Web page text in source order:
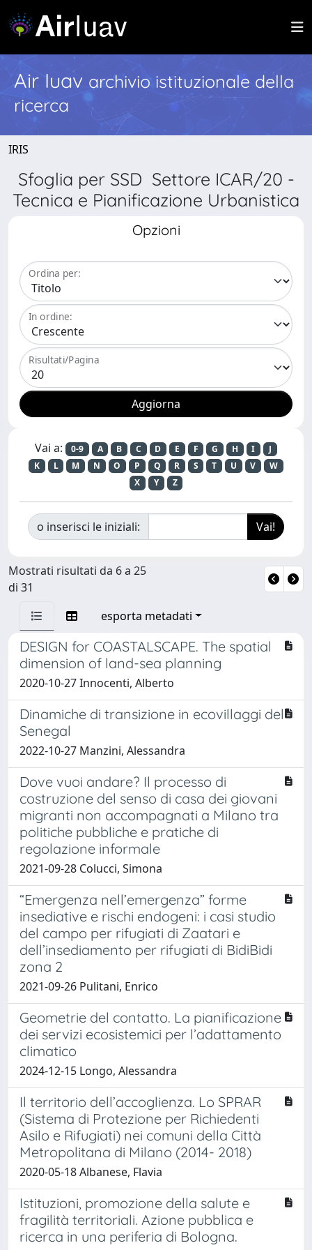
Air Iuav archivio istituzionale della
ricerca
IRIS
Sfoglia per SSD Settore ICAR/20 -
Tecnica e Pianificazione Urbanistica
Opzioni
Ordina per:
In ordine:
Risultati/Pagina
Vai a: 0-9 A B C D E F G H I
J
K
L M N O P Q R S T U V
W
X
Y Z
o inserisci le iniziali:
Mostrati risultati da 6 a 25
di 31
esporta metadati
DESIGN for COASTALSCAPE. The spatial
dimension of land-sea planning
2020-10-27 Innocenti, Alberto
Dinamiche di transizione in ecovillaggi del
Senegal
2022-10-27 Manzini, Alessandra
Dove vuoi andare? Il processo di
costruzione del senso di casa dei giovani
migranti non accompagnati a Milano tra
politiche pubbliche e pratiche di
regolazione informale
2021-09-28 Colucci, Simona
“Emergenza nell’emergenza” forme
insediative e rischi endogeni: i casi studio
del campo per rifugiati di Zaatari e
dell’insediamento per rifugiati di BidiBidi
zona 2
2021-09-26 Pulitani, Enrico
Geometrie del contatto. La pianificazione
dei servizi ecosistemici per l’adattamento
climatico
2024-12-15 Longo, Alessandra
Il territorio dell’accoglienza. Lo SPRAR
(Sistema di Protezione per Richiedenti
Asilo e Rifugiati) nei comuni della Città
Metropolitana di Milano (2014- 2018)
2020-05-18 Albanese, Flavia
Istituzioni, promozione della salute e
fragilità territoriali. Azione pubblica e
ricerca in una periferia di Bologna.